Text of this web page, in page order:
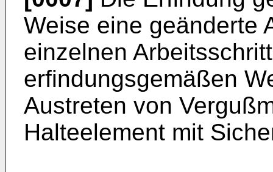
Weise eine geänderte
einzelnen
erfindungsgemäßen
Austreten von
Halteelement mit